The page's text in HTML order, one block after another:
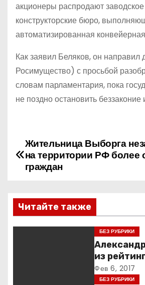
акционеры распродают
конструкторские бюро,
автоматизированная
Как заявил Беляков, он
Росимущество) с просьбой
словам парламентария, пока
не поздно остановить
Н
и
г
Жительница Выборга
на территории РФ более
граждан
Читайте также
БЕЗ РУБРИКИ
из
Фев 6, 2017
БЕЗ РУБРИКИ